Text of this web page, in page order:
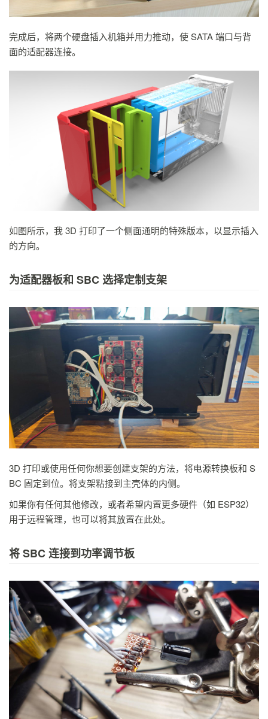
完成后，将两个硬盘插入机箱并用力推动，使 SATA 端口与背
面的适配器连接。
如图所示，我 3D 打印了一个侧面通明的特殊版本，以显示插入
的方向。
为适配器板和 SBC 选择定制支架
3D 打印或使用任何你想要创建支架的方法，将电源转换板和 S
BC 固定到位。将支架粘接到主壳体的内侧。
如果你有任何其他修改，或者希望内置更多硬件（如 ESP32）
用于远程管理，也可以将其放置在此处。
将 SBC 连接到功率调节板